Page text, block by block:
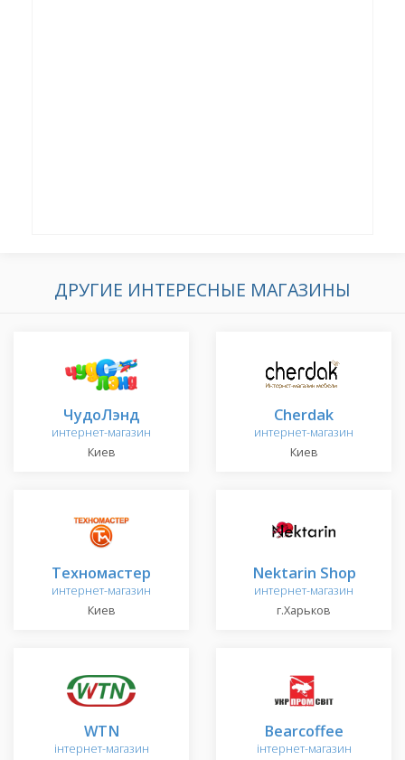
ДРУГИЕ ИНТЕРЕСНЫЕ МАГАЗИНЫ
ЧудоЛэнд
интернет-магазин
Киев
Cherdak
интернет-магазин
Киев
Техномастер
интернет-магазин
Киев
Nektarin Shop
интернет-магазин
г.Харьков
WTN
інтернет-магазин
Bearcoffee
інтернет-магазин